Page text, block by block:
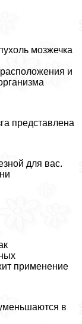
мозжечка
и
представлена
для вас.
применение
в